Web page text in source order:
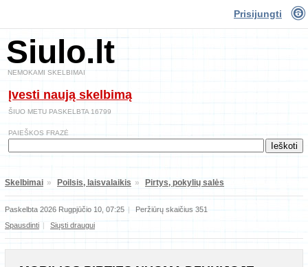
Prisijungti
Siulo.lt
NEMOKAMI SKELBIMAI
Įvesti naują skelbimą
ŠIUO METU PASKELBTA 16799
PAIEŠKOS FRAZĖ
Skelbimai » Poilsis, laisvalaikis » Pirtys, pokylių salės
Paskelbta 2026 Rugpjūčio 10, 07:25 |
Peržiūrų skaičius 351
Spausdinti | Siųsti draugui